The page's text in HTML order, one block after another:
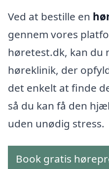
Ved at bestille en
gennem vores
høretest.dk, kan du
høreklinik, der
det enkelt at finde
så du kan få den
uden unødig stress.
Book gratis